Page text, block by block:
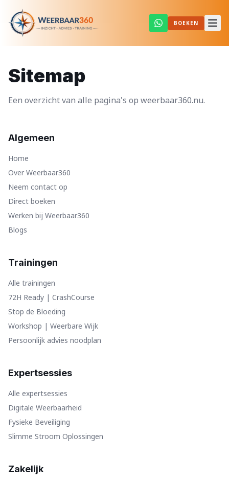
BOEKEN
Sitemap
Een overzicht van alle pagina's op weerbaar360.nu.
Algemeen
Home
Over Weerbaar360
Neem contact op
Direct boeken
Werken bij Weerbaar360
Blogs
Trainingen
Alle trainingen
72H Ready | CrashCourse
Stop de Bloeding
Workshop | Weerbare Wijk
Persoonlijk advies noodplan
Expertsessies
Alle expertsessies
Digitale Weerbaarheid
Fysieke Beveiliging
Slimme Stroom Oplossingen
Zakelijk